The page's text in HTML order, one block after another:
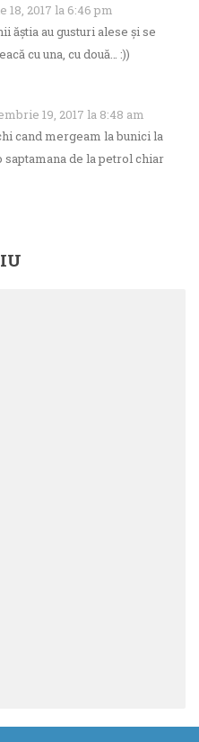
18, 2017 la 6:46 pm
ăştia au gusturi alese şi se
cu una, cu două… :))
19, 2017 la 8:48 am
cand mergeam la bunici la
de la petrol chiar